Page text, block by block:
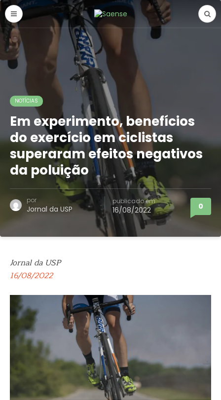
NOTÍCIAS
Em experimento, benefícios
do exercício em ciclistas
superaram efeitos negativos
da poluição
por
Jornal da USP
publicado em
16/08/2022 0
Jornal da USP
16/08/2022